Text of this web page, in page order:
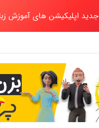
اپلیکیشن های آموزش